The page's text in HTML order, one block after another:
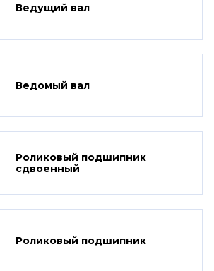
Ведущий вал
Ведомый вал
Роликовый подшипник
сдвоенный
Роликовый подшипник